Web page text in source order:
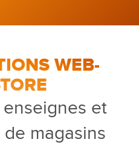
WEB-
et
magasins